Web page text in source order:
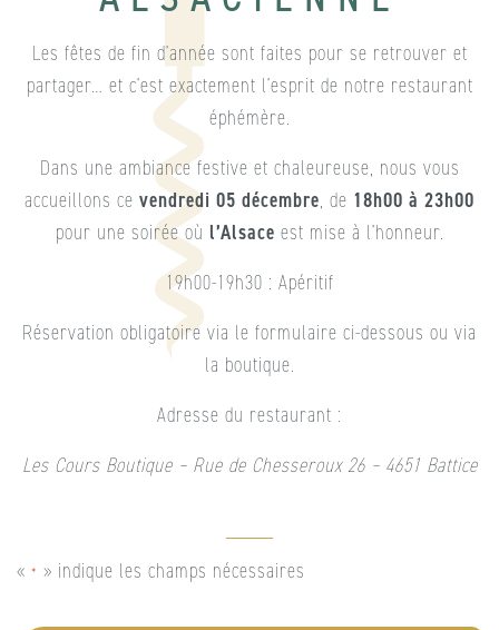
Les fêtes de fin d’année sont faites pour se retrouver et
partager… et c’est exactement l’esprit de notre restaurant
éphémère.
Dans une ambiance festive et chaleureuse, nous vous
accueillons ce vendredi 05 décembre, de 18h00 à 23h00
pour une soirée où l’Alsace est mise à l’honneur.
19h00-19h30 : Apéritif
Réservation obligatoire via le formulaire ci-dessous ou via
la boutique.
Adresse du restaurant :
Les Cours Boutique – Rue de Chesseroux 26 – 4651 Battice
« * » indique les champs nécessaires